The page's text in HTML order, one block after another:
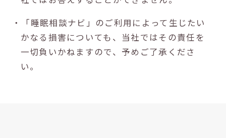
・「睡眠相談ナビ」のご利用によって生じたい
かなる損害についても、当社ではその責任を
一切負いかねますので、予めご了承くださ
い。